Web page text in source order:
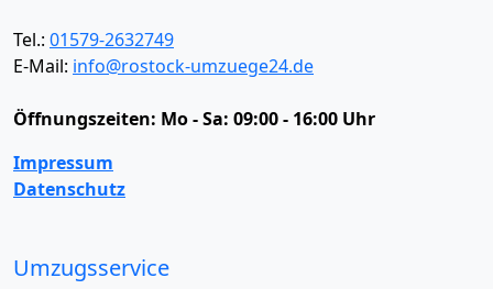
Tel.: 01579-2632749
E-Mail: info@rostock-umzuege24.de
Öffnungszeiten: Mo - Sa: 09:00 - 16:00 Uhr
Impressum
Datenschutz
Umzugsservice